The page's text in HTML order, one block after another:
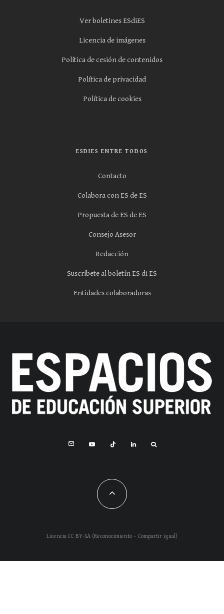
Ver boletines ESdiES
Licencia de imágenes
Política de cesión de contenidos
Política de privacidad
Política de cookies
ESDIES ENTRE TODOS
Contacto
Colabora con ES de ES
Propuesta de ES de ES
Consejo Asesor
Redacción
Suscríbete al boletín ES di ES
Entidades colaboradoras
Licencia CC BY-SA (Reconocimiento – Compartir igual)